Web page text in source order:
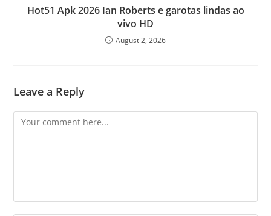
Hot51 Apk 2026 Ian Roberts e garotas lindas ao
vivo HD
August 2, 2026
Leave a Reply